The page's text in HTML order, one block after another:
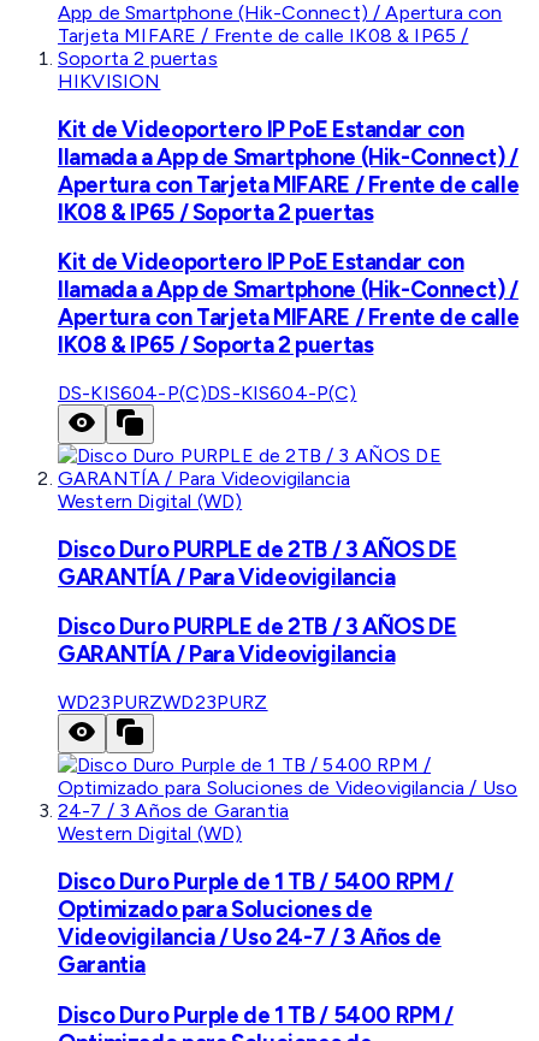
HIKVISION
Kit de Videoportero IP PoE Estandar con
llamada a App de Smartphone (Hik-Connect) /
Apertura con Tarjeta MIFARE / Frente de calle
IK08 & IP65 / Soporta 2 puertas
Kit de Videoportero IP PoE Estandar con
llamada a App de Smartphone (Hik-Connect) /
Apertura con Tarjeta MIFARE / Frente de calle
IK08 & IP65 / Soporta 2 puertas
DS-KIS604-P(C)DS-KIS604-P(C)
Western Digital (WD)
Disco Duro PURPLE de 2TB / 3 AÑOS DE
GARANTÍA / Para Videovigilancia
Disco Duro PURPLE de 2TB / 3 AÑOS DE
GARANTÍA / Para Videovigilancia
WD23PURZWD23PURZ
Western Digital (WD)
Disco Duro Purple de 1 TB / 5400 RPM /
Optimizado para Soluciones de
Videovigilancia / Uso 24-7 / 3 Años de
Garantia
Disco Duro Purple de 1 TB / 5400 RPM /